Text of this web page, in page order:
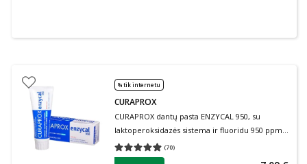
% tik internetu
CURAPROX
CURAPROX dantų pasta ENZYCAL 950, su
laktoperoksidazės sistema ir fluoridu 950 ppm,
75 ml
(70)
Vidutinis įvertinimas 4.87